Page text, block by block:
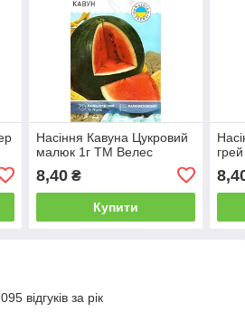
Насіння Кавуна Цукровий
малюк 1г ТМ Велес
8,40₴
Купити
відгуків за рік